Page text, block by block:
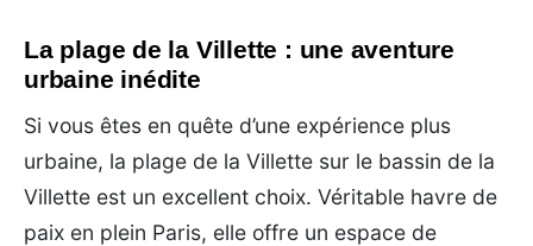
La plage de la Villette : une aventure
urbaine inédite
Si vous êtes en quête d’une expérience plus
urbaine, la plage de la Villette sur le bassin de la
Villette est un excellent choix. Véritable havre de
paix en plein Paris, elle offre un espace de